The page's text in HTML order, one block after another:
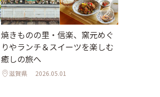
焼きものの里・信楽、窯元めぐ
りやランチ＆スイーツを楽しむ
癒しの旅へ
滋賀県 2026.05.01